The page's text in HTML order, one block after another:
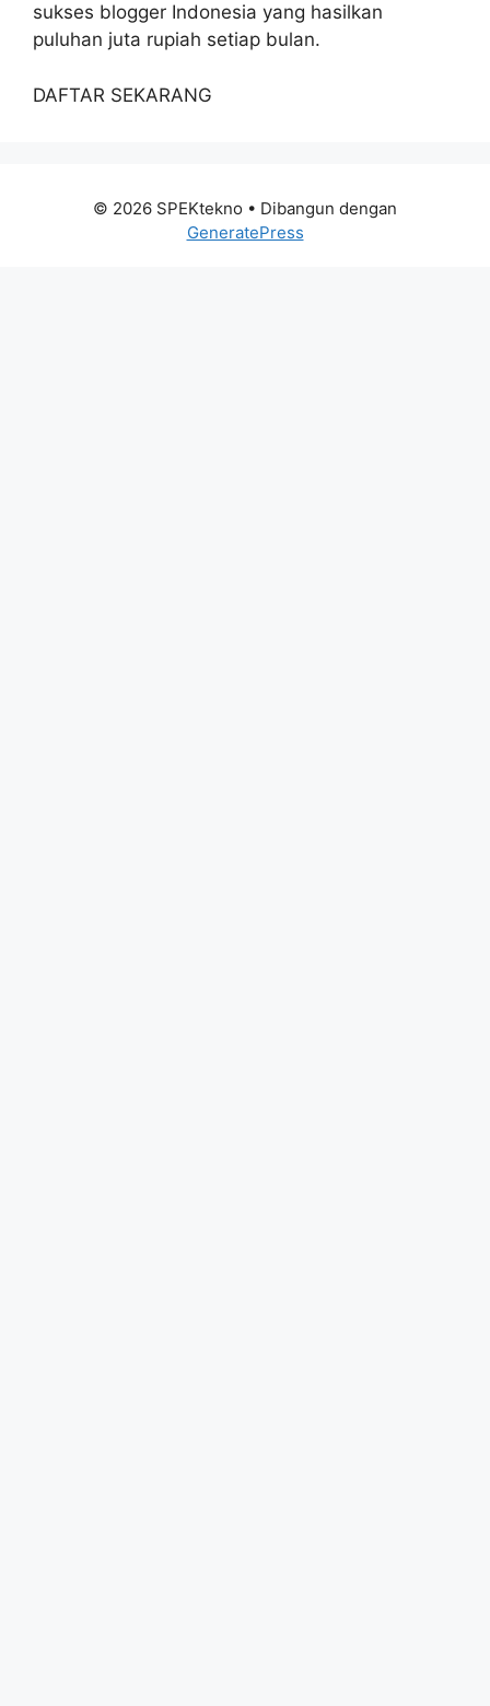
sukses blogger Indonesia yang hasilkan
puluhan juta rupiah setiap bulan.
DAFTAR SEKARANG
© 2026 SPEKtekno • Dibangun dengan
GeneratePress